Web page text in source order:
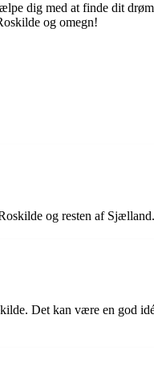
dig med at finde dit
og omegn!
og resten af Sjælland.
Det kan være en god